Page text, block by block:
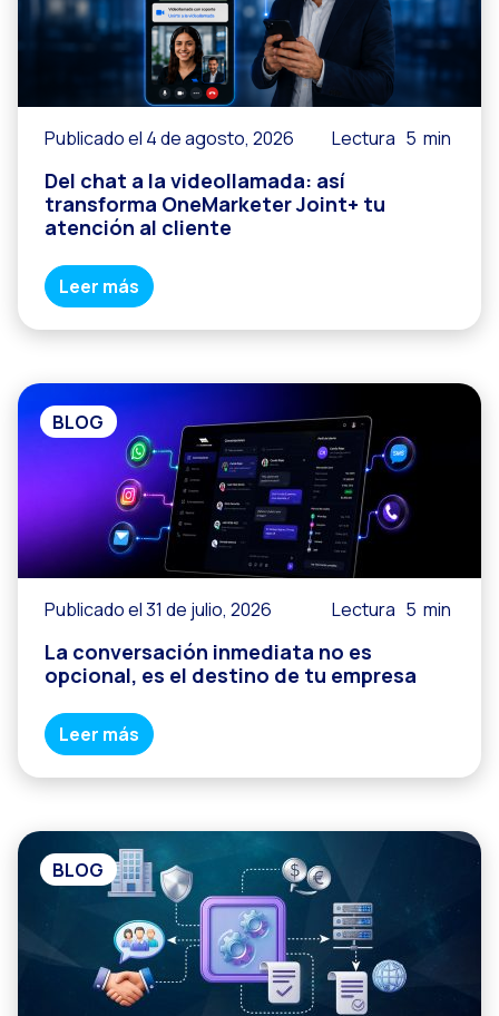
Reach & Engage +
Recapitulación de
Social CX: La
Catálogo
Publicado el 4 de agosto, 2026 Lectura 5 min
Del chat a la videollamada: así
transforma OneMarketer Joint+ tu
atención al cliente
Leer más
BLOG
Publicado el 31 de julio, 2026 Lectura 5 min
La conversación inmediata no es
opcional, es el destino de tu empresa
Leer más
BLOG